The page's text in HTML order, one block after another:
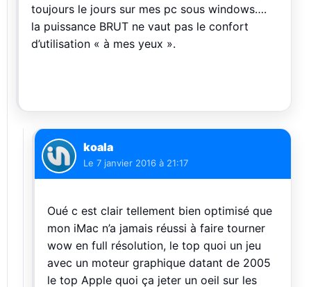
toujours le jours sur mes pc sous windows….
la puissance BRUT ne vaut pas le confort
d’utilisation « à mes yeux ».
koala
Le 7 janvier 2016 à 21:17
Oué c est clair tellement bien optimisé que
mon iMac n’a jamais réussi à faire tourner
wow en full résolution, le top quoi un jeu
avec un moteur graphique datant de 2005
le top Apple quoi ça jeter un oeil sur les